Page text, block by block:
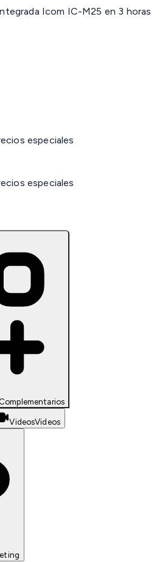
Icom IC-M25 en 3 horas
especiales
especiales
Complementarios
VideosVideos